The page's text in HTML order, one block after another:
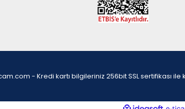
- Kredi kartı bilgileriniz 256bit SSL sertifikası ile